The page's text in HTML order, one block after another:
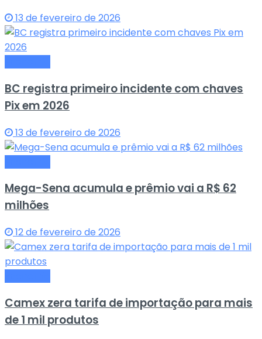
13 de fevereiro de 2026
BC registra primeiro incidente com chaves
Pix em 2026
13 de fevereiro de 2026
Mega-Sena acumula e prêmio vai a R$ 62
milhões
12 de fevereiro de 2026
Camex zera tarifa de importação para mais
de 1 mil produtos